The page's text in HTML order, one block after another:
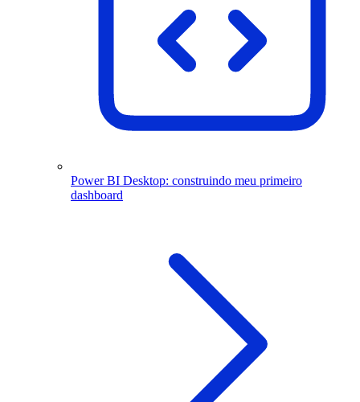
Power BI Desktop: construindo meu primeiro
dashboard